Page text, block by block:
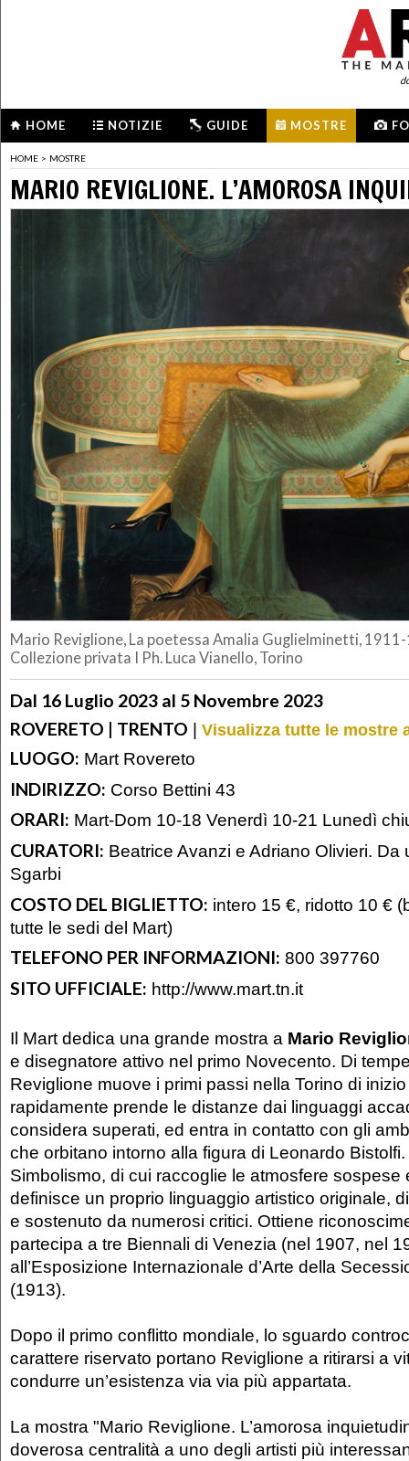
HOME NOTIZIE GUIDE MOSTRE
HOME > MOSTRE
MARIO REVIGLIONE. L’AMOROSA
Mario Reviglione, La poetessa Amalia Guglielminetti,
Collezione privata I Ph. Luca Vianello, Torino
Dal 16 Luglio 2023 al 5 Novembre 2023
ROVERETO | TRENTO | Visualizza tutte le mostre
LUOGO: Mart Rovereto
INDIRIZZO: Corso Bettini 43
ORARI: Mart-Dom 10-18 Venerdì 10-21 Lunedì
CURATORI: Beatrice Avanzi e Adriano Olivieri. Da
Sgarbi
COSTO DEL BIGLIETTO: intero 15 €, ridotto 10 €
tutte le sedi del Mart)
TELEFONO PER INFORMAZIONI: 800 397760
SITO UFFICIALE: http://www.mart.tn.it
Il Mart dedica una grande mostra a Mario
e disegnatore attivo nel primo Novecento. Di
Reviglione muove i primi passi nella Torino di
rapidamente prende le distanze dai linguaggi
considera superati, ed entra in contatto con gli
che orbitano intorno alla figura di Leonardo
Simbolismo, di cui raccoglie le atmosfere sospese
definisce un proprio linguaggio artistico originale,
e sostenuto da numerosi critici. Ottiene
partecipa a tre Biennali di Venezia (nel 1907, nel
all’Esposizione Internazionale d’Arte della
(1913).
Dopo il primo conflitto mondiale, lo sguardo
carattere riservato portano Reviglione a ritirarsi a
condurre un’esistenza via via più appartata.
La mostra "Mario Reviglione. L’amorosa
doverosa centralità a uno degli artisti più